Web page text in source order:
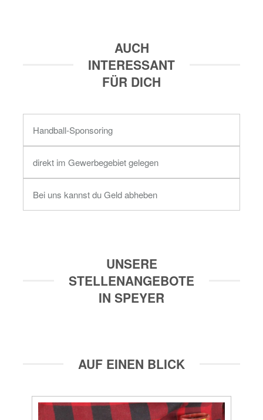
AUCH
INTERESSANT
FÜR DICH
Handball-Sponsoring
direkt im Gewerbegebiet gelegen
Bei uns kannst du Geld abheben
UNSERE
STELLENANGEBOTE
IN SPEYER
AUF EINEN BLICK